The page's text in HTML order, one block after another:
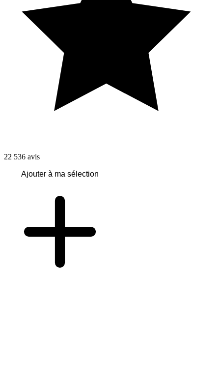
22 536 avis
Ajouter à ma sélection